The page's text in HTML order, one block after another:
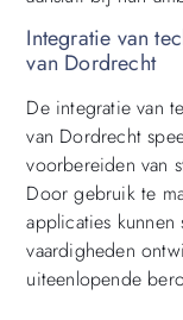
Integratie van
van Dordrecht
De integratie van
van Dordrecht
voorbereiden van
Door gebruik te
applicaties
vaardigheden
uiteenlopende